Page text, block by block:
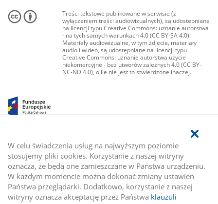
W celu świadczenia usług na najwyższym poziomie
stosujemy pliki cookies. Korzystanie z naszej witryny
oznacza, że będą one zamieszczane w Państwa urządzeniu.
W każdym momencie można dokonać zmiany ustawień
Państwa przeglądarki. Dodatkowo, korzystanie z naszej
witryny oznacza akceptację przez Państwa klauzuli
Treści tekstowe publikowane w serwisie (z
wyłączeniem treści audiowizualnych), są udostępniane
na licencji typu Creative Commons: uznanie autorstwa
- na tych samych warunkach 4.0 (CC BY-SA 4.0).
Materiały audiowizualne, w tym zdjęcia, materiały
audio i wideo, są udostępniane na licencji typu
Creative Commons: uznanie autorstwa użycie
niekomercyjne - bez utworów zależnych 4.0 (CC BY-
NC-ND 4.0), o ile nie jest to stwierdzone inaczej.